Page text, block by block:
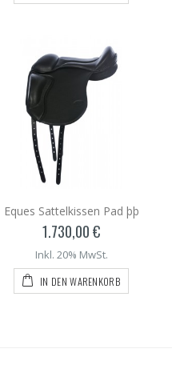
Eques Sattelkissen Pad þþ
1.730,00 €
Inkl. 20% MwSt.
IN DEN WARENKORB